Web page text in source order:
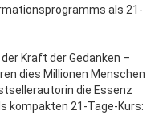
als 21-
Kraft der Gedanken –
dies Millionen Menschen
die Essenz
kompakten 21-Tage-Kurs: